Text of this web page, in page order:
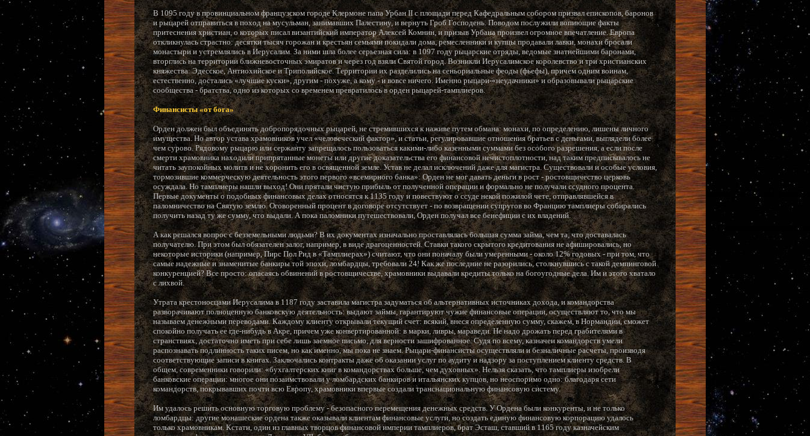
В 1095 году в провинциальном французском городе Клермоне папа Урбан II с площади перед Кафедральным собором призвал епископов, баронов
и рыцарей отправиться в поход на мусульман, занимавших Палестину, и вернуть Гроб Господень. Поводом послужили вопиющие факты
притеснения христиан, о которых писал византийский император Алексей Комнин, и призыв Урбана произвел огромное впечатление. Европа
откликнулась страстно: десятки тысяч горожан и крестьян семьями покидали дома, ремесленники и купцы продавали лавки, монахи бросали
монастыри и устремлялись в Иерусалим. За ними шла более серьезная сила: в 1097 году рыцарские отряды, ведомые знатнейшими баронами,
вторглись на территории ближневосточных эмиратов и через год взяли Святой город. Возникли Иерусалимское королевство и три христианских
княжества: Эдесское, Антиохийское и Триполийское. Территории их разделились на сеньориальные феоды (фьефы), причем одним воинам,
естественно, достались «лучшие куски», другим - похуже, а кому - и вовсе ничего. Именно рыцари-«неудачники» и образовывали рыцарские
сообщества - братства, одно из которых со временем превратилось в орден рыцарей-тамплиеров.
Финансисты «от бога»
Орден должен был объединять добропорядочных рыцарей, не стремившихся к наживе путем обмана: монахи, по определению, лишены личного
имущества. Но автор устава храмовников учел «человеческий фактор», и статьи, регулировавшие отношения братьев с деньгами, выглядели более
чем сурово. Рядовому рыцарю или сержанту запрещалось пользоваться какими-либо казенными суммами без особого разрешения, а если после
смерти храмовника находили припрятанные монеты или другие доказательства его финансовой нечистоплотности, над таким предписывалось не
читать заупокойных молитв и не хоронить его в освященной земле. Устав не делал исключений даже для магистра. Существовали и особые условия,
тормозившие коммерческую деятельность этого первого «всемирного банка»: Орден не мог давать деньги в рост - ростовщичество церковь
осуждала. Но тамплиеры нашли выход! Они прятали чистую прибыль от полученной операции и формально не получали ссудного процента.
Первые документы о подобных финансовых делах относятся к 1135 году и повествуют о ссуде некой пожилой чете, отправлявшейся в
паломничество на Святую землю. Оговоренный процент в договоре отсутствует - по возвращении супругов во Францию тамплиеры собирались
получить назад ту же сумму, что выдали. А пока паломники путешествовали, Орден получал все бенефиции с их владений.
А как решался вопрос с безземельными людьми? В их документах изначально проставлялась большая сумма займа, чем та, что доставалась
получателю. При этом был обязателен залог, например, в виде драгоценностей. Ставки такого скрытого кредитования не афишировались, но
некоторые историки (например, Пирс Пол Рид в «Тамплиерах») считают, что они поначалу были умеренными - около 12% годовых - при том, что
самые надежные и знаменитые банкиры той эпохи, ломбардцы, требовали 24! Как же последние не разорились, столкнувшись с такой демпинговой
конкуренцией? Все просто: опасаясь обвинений в ростовщичестве, храмовники выдавали кредиты только на богоугодные дела. Им и этого хватало
с лихвой.
Утрата крестоносцами Иерусалима в 1187 году заставила магистра задуматься об альтернативных источниках дохода, и командорства
разворачивают полноценную банковскую деятельность: выдают займы, гарантируют чужие финансовые операции, осуществляют то, что мы
называем денежными переводами. Каждому клиенту открывали текущий счет: всякий, внеся определенную сумму, скажем, в Нормандии, сможет
спокойно получать ее где-нибудь в Акре, причем уже конвертированной: в марки, ливры, мараведи. Не надо дрожать перед грабителями в
странствиях, достаточно иметь при себе лишь заемное письмо, для верности зашифрованное. Судя по всему, казначеи командорств умели
распознавать подлинность таких писем, но как именно, мы пока не знаем. Рыцари-финансисты осуществляли и безналичные расчеты, производя
соответствующие записи в книгах. Заключались контракты даже об оказании услуг по аудиту и надзору за поступлением клиенту средств. В
общем, современники говорили: «бухгалтерских книг в командорствах больше, чем духовных». Нельзя сказать, что тамплиеры изобрели
банковские операции: многое они позаимствовали у ломбардских банкиров и итальянских купцов, но неоспоримо одно: благодаря сети
командорств, покрывавших почти всю Европу, храмовники впервые создали транснациональную финансовую систему.
Им удалось решить основную торговую проблему - безопасного перемещения денежных средств. У Ордена были конкуренты, и не только
ломбардцы: другие монашеские ордена также оказывали клиентам финансовые услуги, но создать единую финансовую корпорацию удалось
только храмовникам. Кстати, один из главных творцов финансовой империи тамплиеров, брат Эсташ, ставший в 1165 году казначейским